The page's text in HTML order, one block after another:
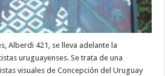
Alberdi 421, se lleva adelante la
uruguayenses. Se trata de una
visuales de Concepción del Uruguay